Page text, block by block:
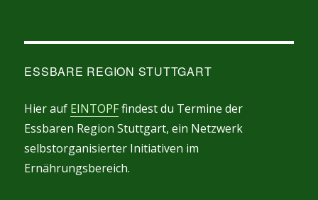
ESSBARE REGION STUTTGART
Hier auf EINTOPFfindest du Termine der
Essbaren Region Stuttgart, ein Netzwerk
selbstorganisierter Initiativen im
Ernährungsbereich.